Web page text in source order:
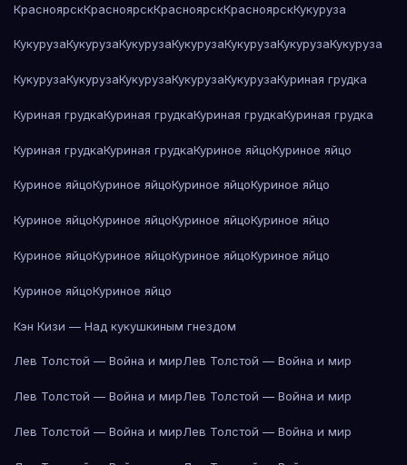
КрасноярскКрасноярскКрасноярскКрасноярскКукуруза
КукурузаКукурузаКукурузаКукурузаКукурузаКукурузаКукуруза
КукурузаКукурузаКукурузаКукурузаКукурузаКуриная грудка
Куриная грудкаКуриная грудкаКуриная грудкаКуриная грудка
Куриная грудкаКуриная грудкаКуриное яйцоКуриное яйцо
Куриное яйцоКуриное яйцоКуриное яйцоКуриное яйцо
Куриное яйцоКуриное яйцоКуриное яйцоКуриное яйцо
Куриное яйцоКуриное яйцоКуриное яйцоКуриное яйцо
Куриное яйцоКуриное яйцо
Кэн Кизи — Над кукушкиным гнездом
Лев Толстой — Война и мирЛев Толстой — Война и мир
Лев Толстой — Война и мирЛев Толстой — Война и мир
Лев Толстой — Война и мирЛев Толстой — Война и мир